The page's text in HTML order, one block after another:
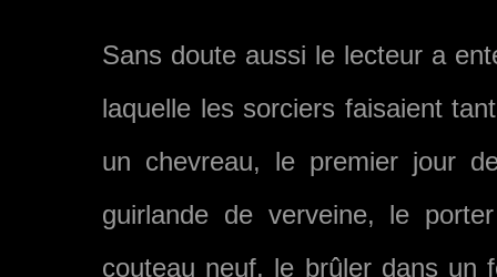
Sans doute aussi le lecteur a
laquelle les sorciers faisaient
un chevreau, le pre­mier jour
guirlande de verveine, le
couteau neuf, le brûler dans un